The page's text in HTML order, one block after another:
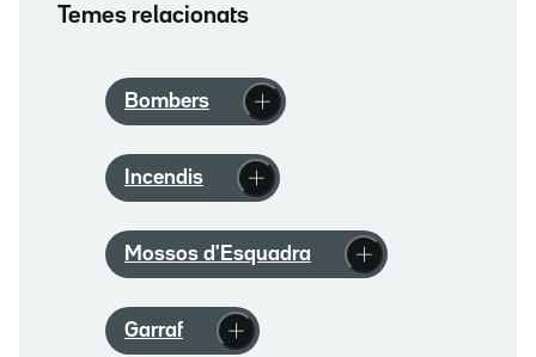
Temes relacionats
Bombers
Incendis
Mossos d'Esquadra
Garraf